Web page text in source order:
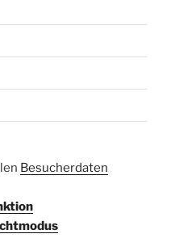
Besucherdaten